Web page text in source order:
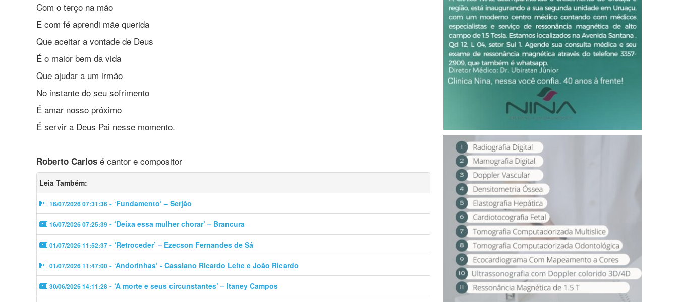
Com o terço na mão
E com fé aprendi mãe querida
Que aceitar a vontade de Deus
É o maior bem da vida
Que ajudar a um irmão
No instante do seu sofrimento
É amar nosso próximo
É servir a Deus Pai nesse momento.
Roberto Carlos é cantor e compositor
Leia Também:
16/07/2026 07:31:36 - ‘Fundamento’ – Serjão
16/07/2026 07:25:39 - ‘Deixa essa mulher chorar’ – Brancura
01/07/2026 11:52:37 - ‘Retroceder’ – Ezecson Fernandes de Sá
01/07/2026 11:47:00 - ‘Andorinhas’ - Cassiano Ricardo Leite e João Ricardo
30/06/2026 14:11:28 - ‘A morte e seus circunstantes’ – Itaney Campos